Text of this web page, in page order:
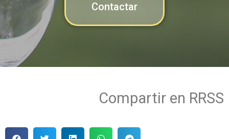
Contactar
Compartir en RRSS